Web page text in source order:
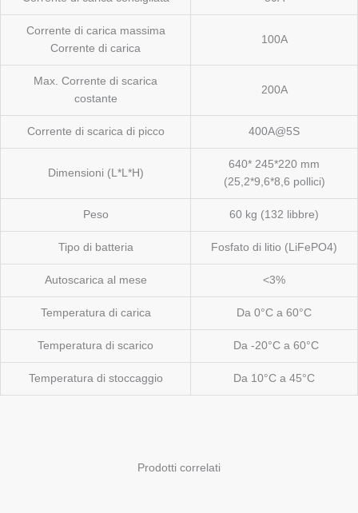
Corrente di carica massima
Corrente di carica
100A
Max. Corrente di scarica
costante
200A
Corrente di scarica di picco 400A@5S
Dimensioni (L*L*H)
640* 245*220 mm
(25,2*9,6*8,6 pollici)
Peso 60 kg (132 libbre)
Tipo di batteria Fosfato di litio (LiFePO4)
Autoscarica al mese <3%
Temperatura di carica Da 0°C a 60°C
Temperatura di scarico Da -20°C a 60°C
Temperatura di stoccaggio Da 10°C a 45°C
Prodotti correlati